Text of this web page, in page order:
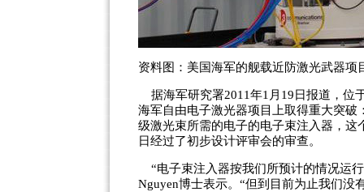
资料图：美国海军的舰载近防激光武器项
据海军研究署2011年1月19日报道，位
海军自由电子激光器项目上取得重大突
级激光束所需的电子的电子束注入器，
日经过了初步设计评审会的审查。
“电子束注入器按我们所预计的情况运
Nguyen博士表示。“但到目前为止我们没